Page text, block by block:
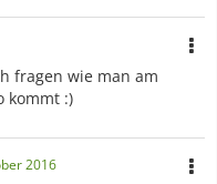
fragen wie man am
kommt :)
2016